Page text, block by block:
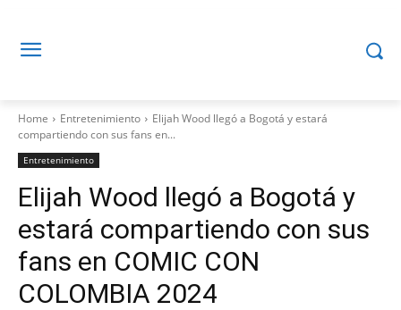
Home Entretenimiento
Elijah Wood llegó a Bogotá y estará
compartiendo con sus fans en...
Entretenimiento
Elijah Wood llegó a Bogotá y
estará compartiendo con sus
fans en COMIC CON
COLOMBIA 2024